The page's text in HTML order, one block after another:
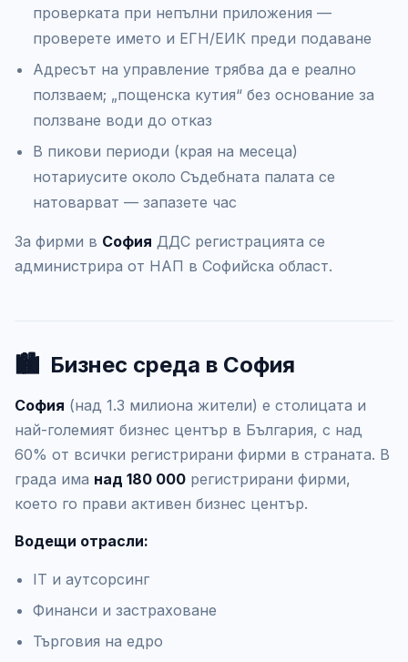
проверката при непълни приложения —
проверете името и ЕГН/ЕИК преди подаване
Адресът на управление трябва да е реално
ползваем; „пощенска кутия“ без основание за
ползване води до отказ
В пикови периоди (края на месеца)
нотариусите около Съдебната палата се
натоварват — запазете час
За фирми в София ДДС регистрацията се
администрира от НАП в Софийска област.
🏙️ Бизнес среда в София
София (над 1.3 милиона жители) е столицата и
най-големият бизнес център в България, с над
60% от всички регистрирани фирми в страната. В
града има над 180 000 регистрирани фирми,
което го прави активен бизнес център.
Водещи отрасли:
IT и аутсорсинг
Финанси и застраховане
Търговия на едро